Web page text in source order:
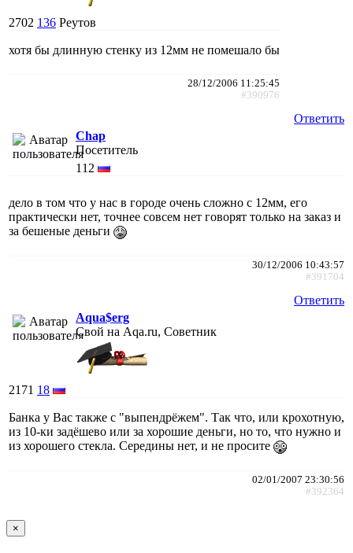
2702 136 Реутов
хотя бы длинную стенку из 12мм не помешало бы
28/12/2006 11:25:45
#390976
Ответить
Chap
Посетитель
112
дело в том что у нас в городе очень сложно с 12мм, его
практически нет, точнее совсем нет говорят только на заказ и
за бешеные деньги
30/12/2006 10:43:57
#391704
Ответить
Aqua$erg
Свой на Aqa.ru, Советник
2171 18
Банка у Вас также с "выпендрёжем". Так что, или крохотную,
из 10-ки задёшево или за хорошие деньги, но то, что нужно и
из хорошего стекла. Середины нет, и не просите
02/01/2007 23:30:56
#392364
×